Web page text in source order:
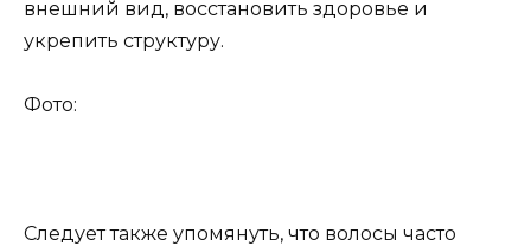
внешний вид, восстановить здоровье и
укрепить структуру.
Фото:
Следует также упомянуть, что волосы часто